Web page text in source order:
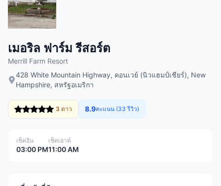
เมอริล ฟาร์ม รีสอร์ต
Merrill Farm Resort
428 White Mountain Highway, คอนเวย์ (นิวแฮมป์เชียร์), New
Hampshire, สหรัฐอเมริกา
3 ดาว 8.9คะแนน (33 รีวิว)
เช็คอิน
03:00 PM
เช็คเอาต์
11:00 AM